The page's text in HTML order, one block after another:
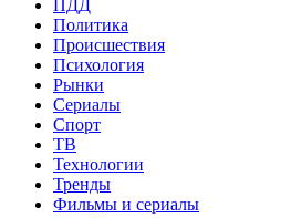
ПДД
Политика
Происшествия
Психология
Рынки
Сериалы
Спорт
ТВ
Технологии
Тренды
Фильмы и сериалы